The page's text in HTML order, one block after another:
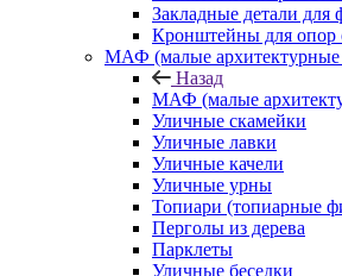
Закладные детали для
Кронштейны для опор
МАФ (малые
Назад
МАФ (малые
Уличные скамейки
Уличные лавки
Уличные качели
Уличные урны
Топиари (топиарные
Перголы из дерева
Парклеты
Уличные беседки